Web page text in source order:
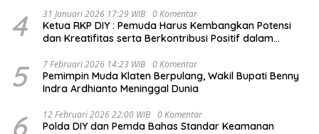
4 31 Januari 2026 17:29 WIB 0 Komentar
Ketua RKP DIY : Pemuda Harus Kembangkan Potensi
dan Kreatifitas serta Berkontribusi Positif dalam
5 7 Februari 2026 14:23 WIB 0 Komentar
Pemimpin Muda Klaten Berpulang, Wakil Bupati Benny
Indra Ardhianto Meninggal Dunia
6 12 Februari 2026 22:00 WIB 0 Komentar
Polda DIY dan Pemda Bahas Standar Keamanan